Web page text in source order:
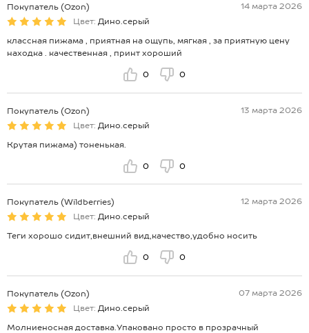
Покупатель (Ozon)
14 марта 2026
Цвет: Дино.серый
классная пижама , приятная на ощупь, мягкая , за приятную цену
находка . качественная , принт хороший
0 0
Покупатель (Ozon)
13 марта 2026
Цвет: Дино.серый
Крутая пижама) тоненькая.
0 0
Покупатель (Wildberries)
12 марта 2026
Цвет: Дино.серый
Теги хорошо сидит,внешний вид,качество,удобно носить
0 0
Покупатель (Ozon)
07 марта 2026
Цвет: Дино.серый
Молниеносная доставка.Упаковано просто в прозрачный